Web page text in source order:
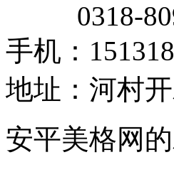
0318-
手机：
地址：河村
安平美格网